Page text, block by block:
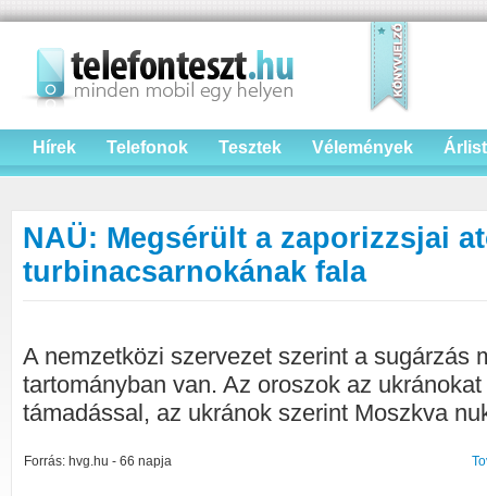
Hírek Telefonok Tesztek Vélemények
NAÜ: Megsérült a zaporizzsjai
turbinacsarnokának fala
A nemzetközi szervezet szerint a sugárzás
tartományban van. Az oroszok az
támadással, az ukránok szerint Moszkva
Forrás: hvg.hu - 66 napja